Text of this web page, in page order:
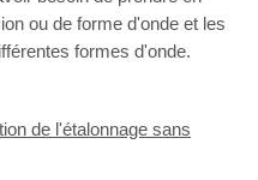
ou de forme d'onde et les
formes d'onde.
de l'étalonnage sans